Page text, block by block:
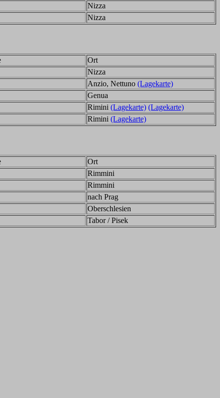
Nizza
Nizza
Ort
Nizza
Anzio, Nettuno (Lagekarte)
Genua
Rimini (Lagekarte) (Lagekarte)
Rimini (Lagekarte)
Ort
Rimmini
Rimmini
nach Prag
Oberschlesien
Tabor / Pisek